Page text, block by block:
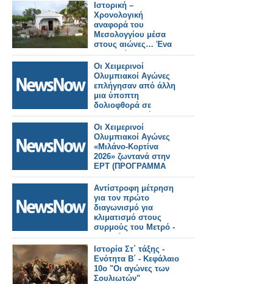
Ιστορική –
Χρονολογική
αναφορά του
Μεσολογγίου μέσα
στους αιώνες… Ένα
ευλαβικό
προσκύνημα στους
αθάνατους νεκρούς…
200 χρόνια μετά, 10
Απριλίου 1826 – 10
Απριλίου 2026…
Οι Χειμερινοί
Ολυμπιακοί Αγώνες
επλήγησαν από άλλη
μια ύποπτη
δολιοφθορά σε
σιδηροδρομικές
υπηρεσίες
Οι Χειμερινοί
Ολυμπιακοί Αγώνες
«Μιλάνο-Κορτίνα
2026» ζωντανά στην
ΕΡΤ (ΠΡΟΓΡΑΜΜΑ
ΜΕΤΑΔΟΣΕΩΝ)
Αντίστροφη μέτρηση
για τον πρώτο
διαγωνισμό για
κλιματισμό στους
συρμούς του Μετρό -
Τι αλλάζει στους
συρμούς
Ιστορία Στ΄ τάξης -
Ενότητα Β΄ - Κεφάλαιο
10ο "Οι αγώνες των
Σουλιωτών"